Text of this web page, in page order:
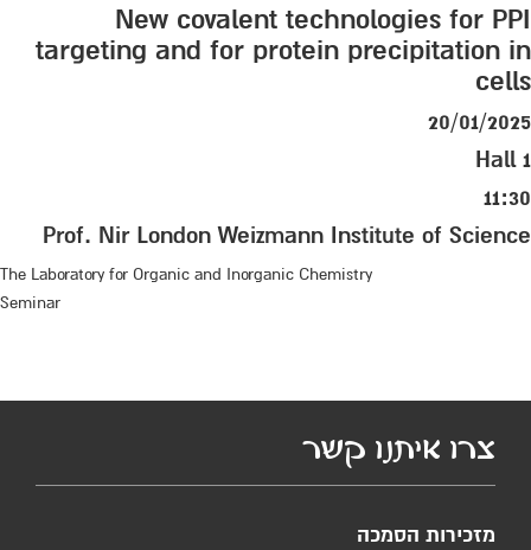
New covalent technologies for PPI
targeting and for protein precipitation in
cells
20/01/2025
Hall 1
11:30
Prof. Nir London Weizmann Institute of Science
The Laboratory for Organic and Inorganic Chemistry
Seminar
צרו איתנו קשר
מזכירות הסמכה